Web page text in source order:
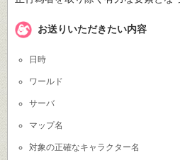
お送りいただきたい内容
日時
ワールド
サーバ
マップ名
対象の正確なキャラクター名